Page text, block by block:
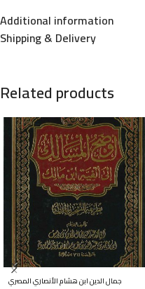
Additional information
Shipping & Delivery
Related products
جمال الدين ابن هشام الأنصاري المصري